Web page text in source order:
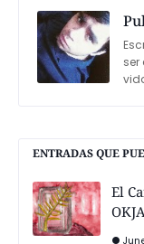
ser
ENTRADAS QUE
El